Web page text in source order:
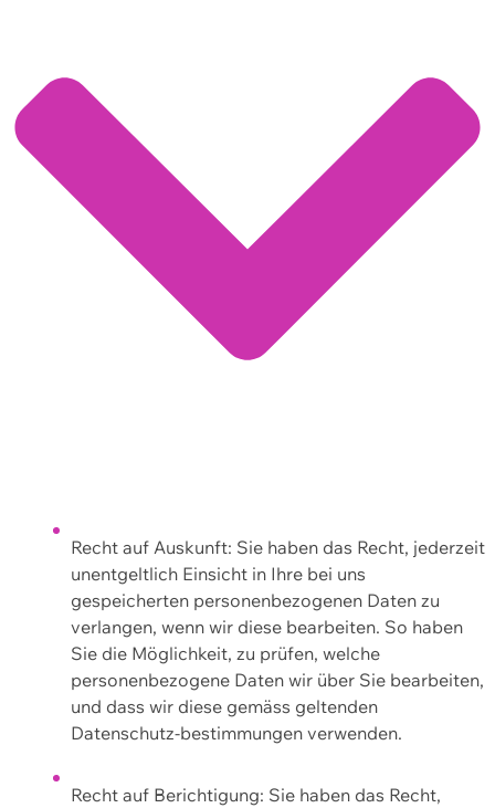
Recht auf Auskunft: Sie haben das Recht, jederzeit
unentgeltlich Einsicht in Ihre bei uns
gespeicherten personenbezogenen Daten zu
verlangen, wenn wir diese bearbeiten. So haben
Sie die Möglichkeit, zu prüfen, welche
personenbezogene Daten wir über Sie bearbeiten,
und dass wir diese gemäss geltenden
Datenschutz-bestimmungen verwenden.
Recht auf Berichtigung: Sie haben das Recht,